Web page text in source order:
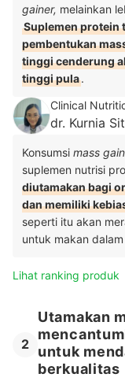
gainer, melainkan
Suplemen protein
pembentukan
tinggi cenderung
tinggi pula.
Clinical
dr. Kurnia
Konsumsi mass
suplemen nutrisi
diutamakan bagi
dan memiliki
seperti itu akan
untuk makan
Lihat ranking produk
2
Utamakan
untuk
berkualitas